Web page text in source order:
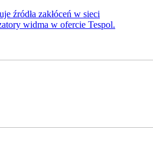
źródła zakłóceń w sieci
widma w ofercie Tespol.